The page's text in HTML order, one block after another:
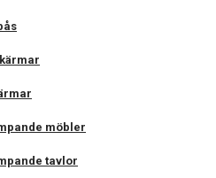
möbler
tavlor